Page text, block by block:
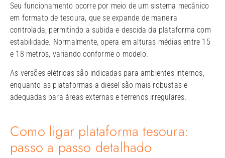
Seu funcionamento ocorre por meio de um sistema mecânico
em formato de tesoura, que se expande de maneira
controlada, permitindo a subida e descida da plataforma com
estabilidade. Normalmente, opera em alturas médias entre 15
e 18 metros, variando conforme o modelo.
As versões elétricas são indicadas para ambientes internos,
enquanto as plataformas a diesel são mais robustas e
adequadas para áreas externas e terrenos irregulares.
Como ligar plataforma tesoura:
passo a passo detalhado